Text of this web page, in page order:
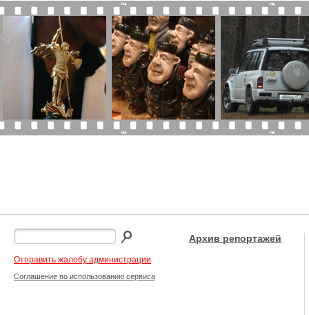
Отправить жалобу администрации
Соглашение по использованию сервиса
Архив репортажей